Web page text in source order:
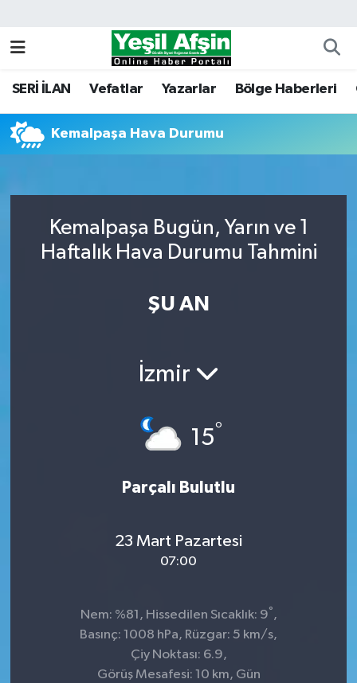
SERİ İLAN Vefatlar Yazarlar Bölge Haberleri
Kemalpaşa Hava Durumu
Kemalpaşa Bugün, Yarın ve 1
Haftalık Hava Durumu Tahmini
ŞU AN
İzmir
15°
Parçalı Bulutlu
23 Mart Pazartesi
07:00
Nem: %81, Hissedilen Sıcaklık: 9°,
Basınç: 1008 hPa, Rüzgar: 5 km/s,
Çiy Noktası: 6.9,
Görüş Mesafesi: 10 km, Gün
Kahramanmaraş Nöbetçi Eczaneler
Kahramanmaraş Namaz Vakitleri
Süper Lig Puan Durumu ve Fikstür
Tüm Manşetler
Son Dakika Haberleri